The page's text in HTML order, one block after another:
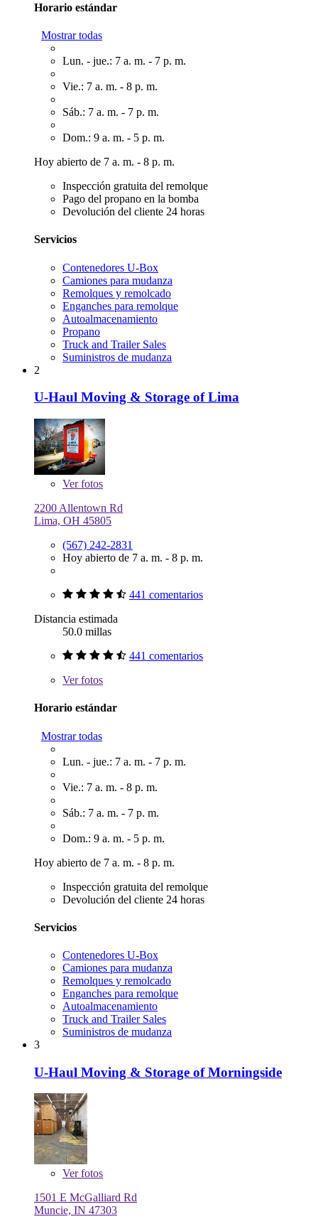
Horario estándar
Mostrar todas
Lun. - jue.: 7 a. m. - 7 p. m.
Vie.: 7 a. m. - 8 p. m.
Sáb.: 7 a. m. - 7 p. m.
Dom.: 9 a. m. - 5 p. m.
Hoy abierto de 7 a. m. - 8 p. m.
Inspección gratuita del remolque
Pago del propano en la bomba
Devolución del cliente 24 horas
Servicios
Contenedores U-Box
Camiones para mudanza
Remolques y remolcado
Enganches para remolque
Autoalmacenamiento
Propano
Truck and Trailer Sales
Suministros de mudanza
2
U-Haul Moving & Storage of Lima
Verfotos
2200 Allentown Rd
Lima, OH 45805
(567) 242-2831
Hoy abierto de 7 a. m. - 8 p. m.
441 comentarios
Distancia estimada
50.0 millas
441 comentarios
Verfotos
Horario estándar
Mostrar todas
Lun. - jue.: 7 a. m. - 7 p. m.
Vie.: 7 a. m. - 8 p. m.
Sáb.: 7 a. m. - 7 p. m.
Dom.: 9 a. m. - 5 p. m.
Hoy abierto de 7 a. m. - 8 p. m.
Inspección gratuita del remolque
Devolución del cliente 24 horas
Servicios
Contenedores U-Box
Camiones para mudanza
Remolques y remolcado
Enganches para remolque
Autoalmacenamiento
Truck and Trailer Sales
Suministros de mudanza
3
U-Haul Moving & Storage of Morningside
Verfotos
1501 E McGalliard Rd
Muncie, IN 47303